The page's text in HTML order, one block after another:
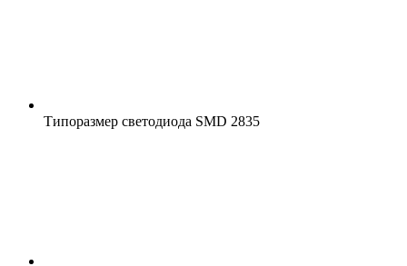
Типоразмер светодиода SMD 2835